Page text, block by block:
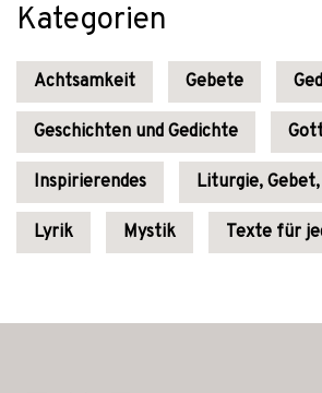
Kategorien
Achtsamkeit Gebete
Geschichten und Gedichte
Inspirierendes Liturgie,
Lyrik Mystik Texte für